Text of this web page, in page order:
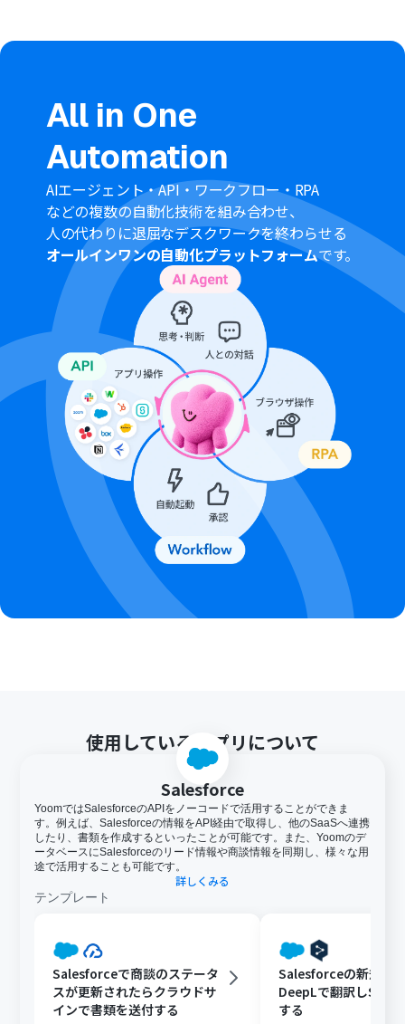
用し、各項目に設定できます。また、特定の値を固定で入
Googleフォーム、ChatGPT、Salesforceのそれぞれと
Yoomを連携してください
Googleフォームをトリガーとして使用する際、
の取得方法をご参照ください。
トリガーは5分、10分、15分、30分、60分の間隔で起動
間隔を選択できます
プランによって最短の起動間隔が異なりますので、ご注意
ください
ChatGPT（OpenAI）のアクションを実行するには、
OpenAIのAPI有料プランの契約が必要です。（APIが使用
されたときに支払いができる状態）
ChatGPTのAPI利用はOpenAI社が有料で提供しており、
API疎通時のトークンにより従量課金される仕組みとなっ
ています。そのため、API使用時にお支払いが行える状況
でない場合エラーが発生しますのでご注意ください
Salesforceはチームプラン・サクセスプランでのみご利用
いただけるアプリとなっております。フリープラン・ミニ
プランの場合は設定しているフローボットのオペレーシ
ョンやデータコネクトはエラーとなりますので、ご注意く
ださい
チームプランやサクセスプランなどの有料プランは、2週
間の無料トライアルを行うことが可能です。無料トライア
ル中には制限対象のアプリを使用することができます
データベースを操作するオペレーションで、レコード追加
や更新を行う際は、Salesforceの入力形式に沿って設定を
行ってください。例えば、Salesforceの入力形式が選択式
かつ英語入力の場合、選択肢に存在しない値や異なる言
語で入力した値はエラーとなりますのでご注意ください
All in One
Automation
AIエージェント・API・ワークフロー・RPA
などの複数の自動化技術を組み合わせ、
人の代わりに退屈なデスクワークを終わらせる
オールインワンの自動化プラットフォームです。
使用しているアプリについて
Salesforce
YoomではSalesforceのAPIをノーコードで活用することができま
す。例えば、Salesforceの情報をAPI経由で取得し、他のSaaSへ連携
したり、書類を作成するといったことが可能です。また、Yoomのデ
ータベースにSalesforceのリード情報や商談情報を同期し、様々な用
途で活用することも可能です。
詳しくみる
テンプレート
Salesforceで商談のステータ
スが更新されたらクラウドサ
インで書類を送付する
Salesforceの新規リ
DeepLで翻訳しSlack
する